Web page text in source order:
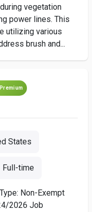
vegetation
power lines. This
utilizing various
brush and...
Premium
States
Full-time
Non-Exempt
2026 Job